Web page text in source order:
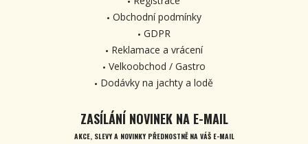
Obchodní podmínky
GDPR
Reklamace a vrácení
Velkoobchod / Gastro
Dodávky na jachty a lodě
ZASÍLÁNÍ NOVINEK NA E-MAIL
AKCE, SLEVY A NOVINKY PŘEDNOSTNĚ NA VÁŠ E-MAIL